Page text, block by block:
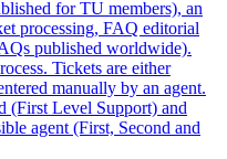
for TU members), an
processing, FAQ editorial
published worldwide).
Tickets are either
manually by an agent.
(First Level Support) and
agent (First, Second and